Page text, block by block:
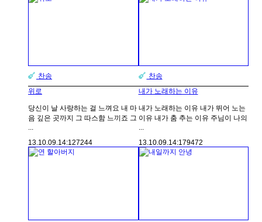
찬송
위로
당신이 날 사랑하는 걸 느껴요 내 마
음 깊은 곳까지 그 따스함 느끼죠 그
...
13.10.09.14:127244
찬송
내가 노래하는 이유
내가 노래하는 이유 내가 뛰어 노는
이유 내가 춤 추는 이유 주님이 나의
...
13.10.09.14:179472